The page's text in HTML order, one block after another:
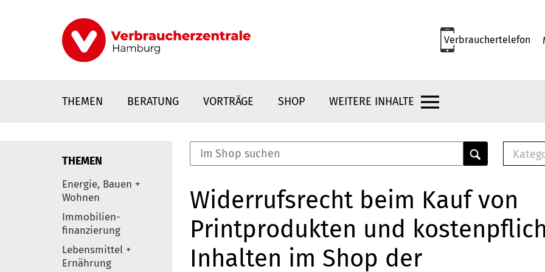
Verbrauchertelefon
THEMEN BERATUNG VORTRÄGE SHOP WEITERE INHALTE
Elemente
THEMEN
Energie, Bauen +
Wohnen
Immobilien-
finanzierung
Lebensmittel +
Ernährung
Widerrufsrecht beim Kauf von
Printprodukten und
Inhalten im Shop der